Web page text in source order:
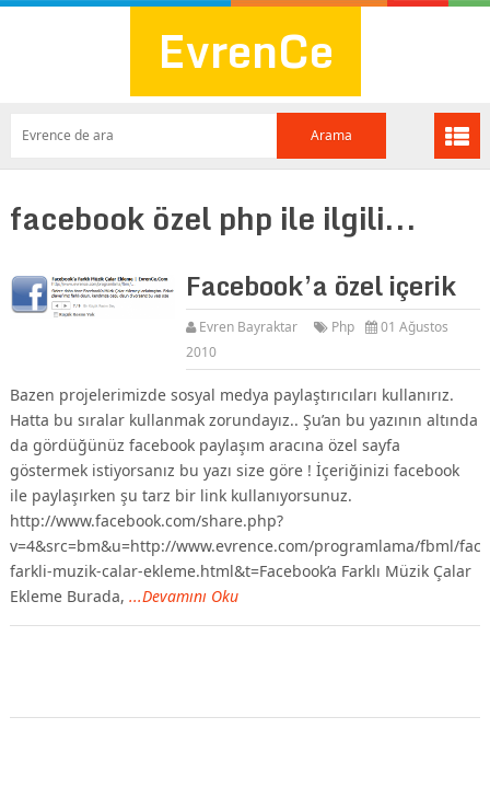
EvrenCe
facebook özel php ile ilgili...
Facebook’a özel içerik
Evren Bayraktar Php
01 Ağustos
2010
Bazen projelerimizde sosyal medya paylaştırıcıları kullanırız.
Hatta bu sıralar kullanmak zorundayız.. Şu’an bu yazının altında
da gördüğünüz facebook paylaşım aracına özel sayfa
göstermek istiyorsanız bu yazı size göre ! İçeriğinizi facebook
ile paylaşırken şu tarz bir link kullanıyorsunuz.
http://www.facebook.com/share.php?
v=4&src=bm&u=http://www.evrence.com/programlama/fbml/
farkli-muzik-calar-ekleme.html&t=Facebook’a Farklı Müzik Çalar
Ekleme Burada, ...Devamını Oku